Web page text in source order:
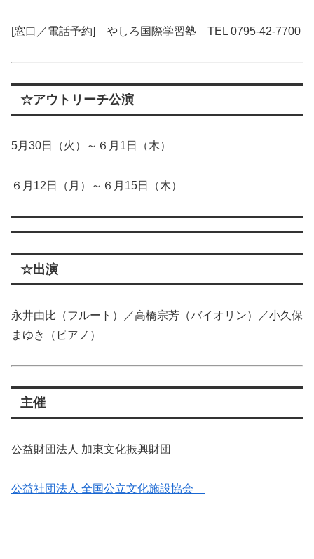
[窓口／電話予約] やしろ国際学習塾 TEL 0795-42-7700
☆アウトリーチ公演
5月30日（火）～６月1日（木）
６月12日（月）～６月15日（木）
☆出演
永井由比（フルート）／高橋宗芳（バイオリン）／小久保
まゆき（ピアノ）
主催
公益財団法人 加東文化振興財団
公益社団法人 全国公立文化施設協会